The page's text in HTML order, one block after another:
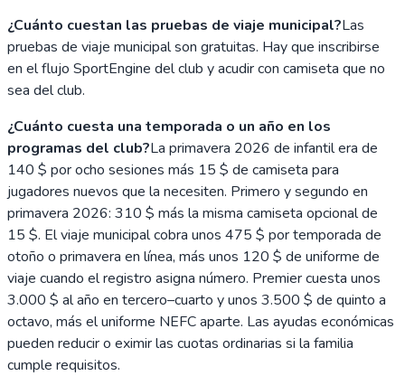
¿Cuánto cuestan las pruebas de viaje municipal?Las
pruebas de viaje municipal son gratuitas. Hay que inscribirse
en el flujo SportEngine del club y acudir con camiseta que no
sea del club.
¿Cuánto cuesta una temporada o un año en los
programas del club?La primavera 2026 de infantil era de
140 $ por ocho sesiones más 15 $ de camiseta para
jugadores nuevos que la necesiten. Primero y segundo en
primavera 2026: 310 $ más la misma camiseta opcional de
15 $. El viaje municipal cobra unos 475 $ por temporada de
otoño o primavera en línea, más unos 120 $ de uniforme de
viaje cuando el registro asigna número. Premier cuesta unos
3.000 $ al año en tercero–cuarto y unos 3.500 $ de quinto a
octavo, más el uniforme NEFC aparte. Las ayudas económicas
pueden reducir o eximir las cuotas ordinarias si la familia
cumple requisitos.